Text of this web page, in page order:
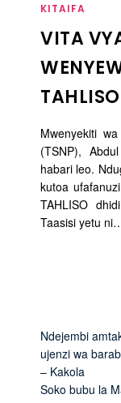
KITAIFA
VITA
Mwenyekiti
(TSNP),
habari leo.
kutoa
TAHLISO
Taasisi yetu
Ndejembi
ujenzi wa
– Kakola
Soko bubu la